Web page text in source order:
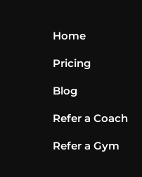
Home
Pricing
Blog
Refer a Coach
Refer a Gym